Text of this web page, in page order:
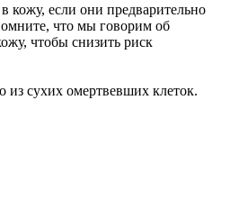
кожу, если они предварительно
что мы говорим об
чтобы снизить риск
из сухих омертвевших клеток.